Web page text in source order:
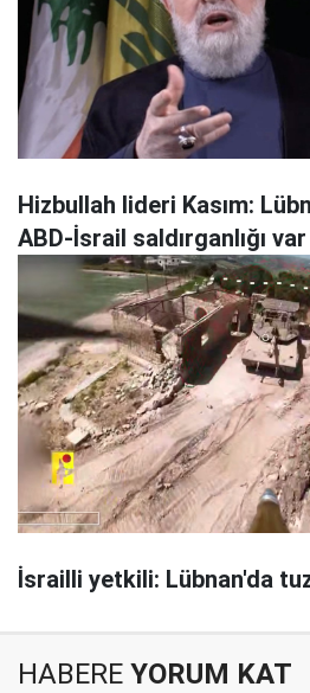
Hizbullah lideri Kasım:
ABD-İsrail saldırganlığı var
İsrailli yetkili: Lübnan'da
HABERE YORUM KAT